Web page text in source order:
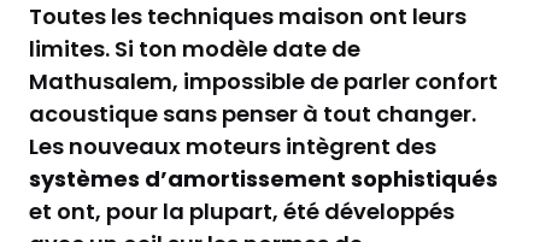
Toutes les techniques maison ont leurs
limites. Si ton modèle date de
Mathusalem, impossible de parler confort
acoustique sans penser à tout changer.
Les nouveaux moteurs intègrent des
systèmes d’amortissement sophistiqués
et ont, pour la plupart, été développés